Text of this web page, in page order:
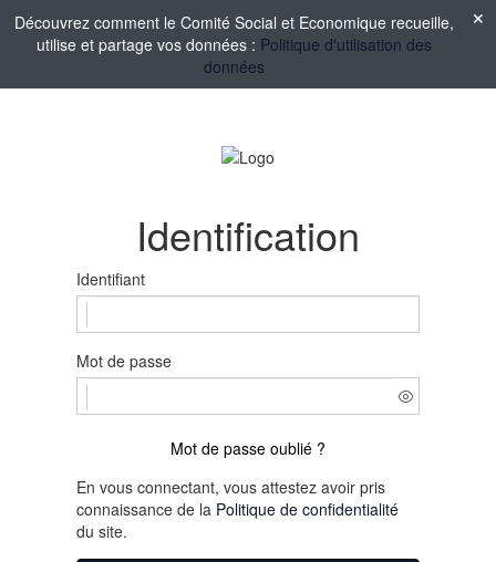
Découvrez comment le Comité Social et Economique recueille,
utilise et partage vos données : Politique d'utilisation des
données
Identification
Identifiant
Mot de passe
Mot de passe oublié ?
En vous connectant, vous attestez avoir pris
connaissance de la Politique de confidentialité
du site.